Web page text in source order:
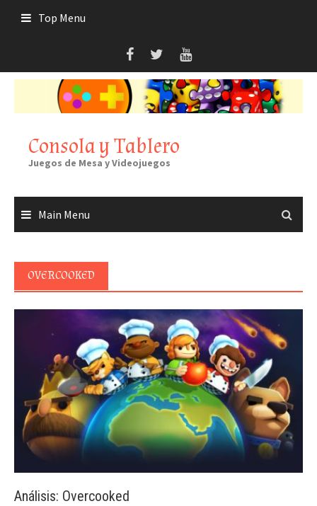
Top Menu
Consola y Tablero
Juegos de Mesa y Videojuegos
Main Menu
OVERCOOKED
Análisis: Overcooked